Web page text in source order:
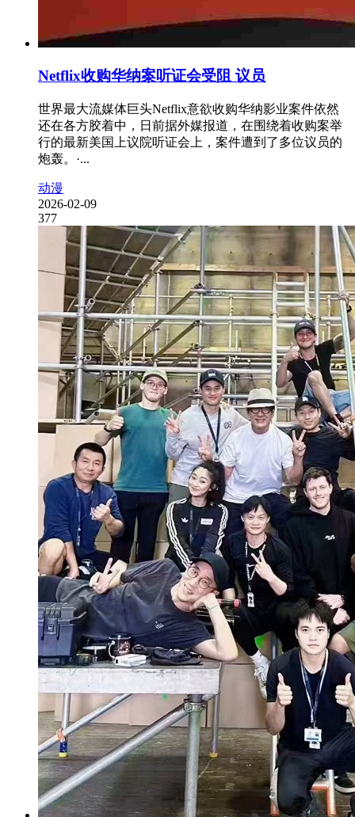
Netflix收购华纳案听证会受阻 议员
世界最大流媒体巨头Netflix意欲收购华纳影业案件依然
还在各方胶着中，日前据外媒报道，在围绕着收购案举
行的最新美国上议院听证会上，案件遭到了多位议员的
炮轰。·...
动漫
2026-02-09
377